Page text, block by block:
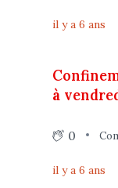
il y a 6 ans
à
0
il y a 6 ans